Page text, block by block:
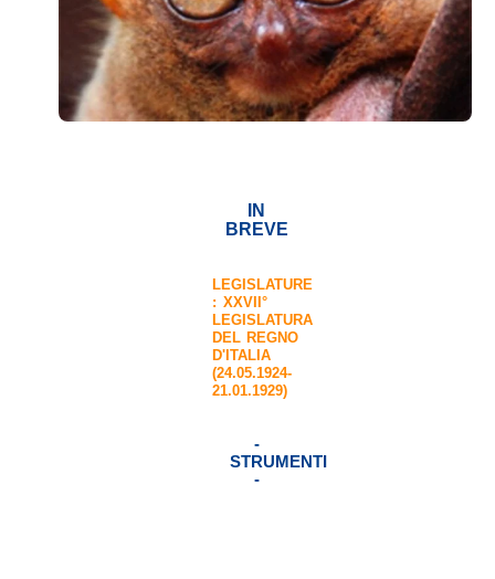
IN
BREVE
LEGISLATURE
: XXVII°
LEGISLATURA
DEL REGNO
D'ITALIA
(24.05.1924-
21.01.1929)
-
STRUMENTI
-